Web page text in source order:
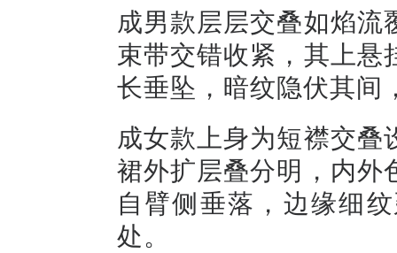
成男款层层交叠如焰
束带交错收紧，其上
长垂坠，暗纹隐伏其间
成女款上身为短襟交
裙外扩层叠分明，内
自臂侧垂落，边缘细
处。